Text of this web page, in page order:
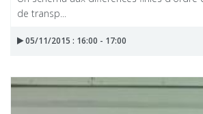
de transp...
05/11/2015 : 16:00 - 17:00